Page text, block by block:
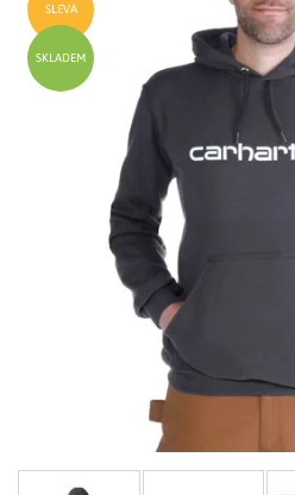
DOPLŇKY
PRACOVNÍ BOTY
SLEVY A VÝPRODEJ
LIMITOVANÉ EDICE
RUKAVICE
SLEVA
SKLADEM